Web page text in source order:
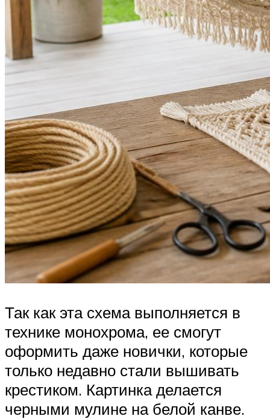
Так как эта схема выполняется в
технике монохрома, ее смогут
оформить даже новички, которые
только недавно стали вышивать
крестиком. Картинка делается
черными мулине на белой канве.